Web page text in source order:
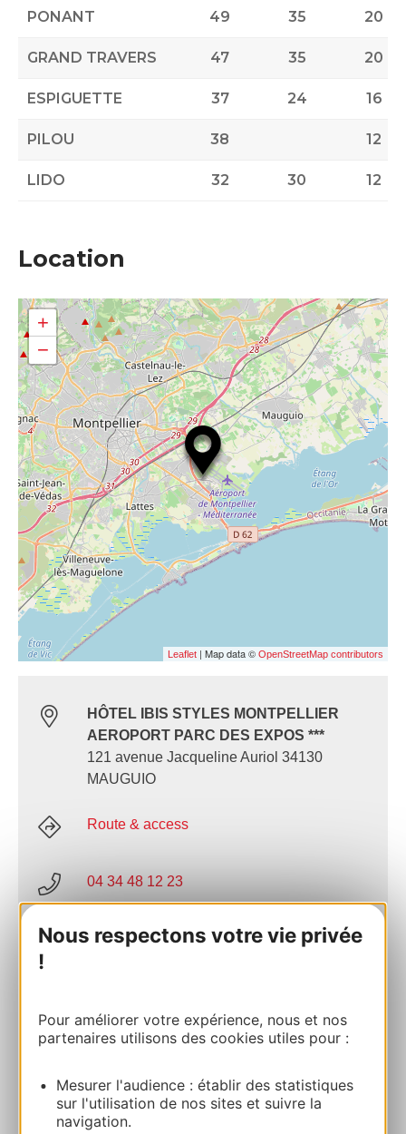
Nous respectons votre vie privée
!
Pour améliorer votre expérience, nous et nos
partenaires utilisons des cookies utiles pour :
Mesurer l'audience : établir des statistiques
sur l'utilisation de nos sites et suivre la
navigation.
PONANT 49 35 20
GRAND TRAVERS 47 35 20
ESPIGUETTE 37 24 16
PILOU 38 12
LIDO 32 30 12
Location
+
−
Leaflet | Map data © OpenStreetMap contributors
HÔTEL IBIS STYLES MONTPELLIER
AEROPORT PARC DES EXPOS ***
121 avenue Jacqueline Auriol 34130
MAUGUIO
Route & access
04 34 48 12 23
E-mail
04 34 48 12 23